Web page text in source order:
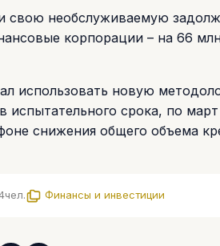
необслуживаемую
корпорации – на 66
использовать новую
испытательного срока, по
снижения общего объема
чел. Финансы и инвестиции